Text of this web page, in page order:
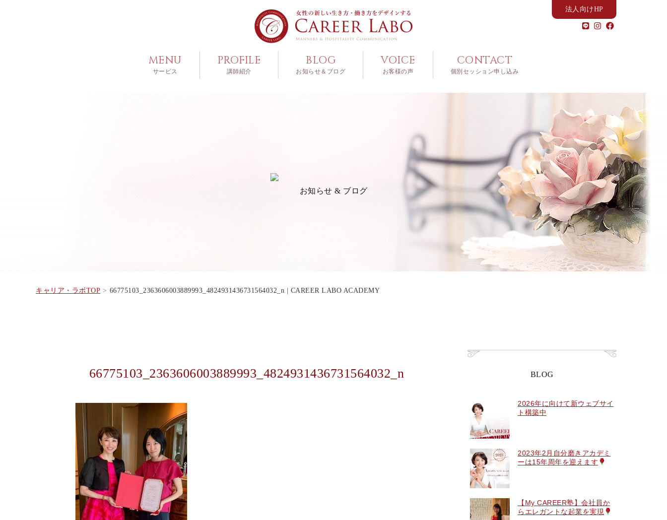
法人向けHP
MENU
サービス
PROFILE
講師紹介
BLOG
お知らせ＆ブログ
VOICE
お客様の声
CONTACT
個別セッション申し込み
お知らせ & ブログ
キャリア・ラボTOP 66775103_2363606003889993_4824931436731564032_n | CAREER LABO ACADEMY
66775103_2363606003889993_4824931436731564032_n BLOG
2026年に向けて新ウェブサイ
ト構築中
2023年2月自分磨きアカデミ
ーは15年周年を迎えます
【My CAREER塾】会社員か
らエレガントな起業を実現